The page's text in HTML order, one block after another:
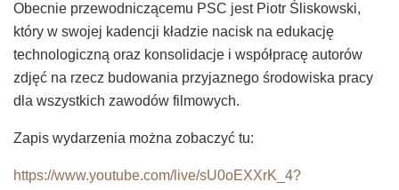
Obecnie przewodniczącemu PSC jest Piotr Śliskowski,
który w swojej kadencji kładzie nacisk na edukację
technologiczną oraz konsolidacje i współpracę autorów
zdjęć na rzecz budowania przyjaznego środowiska pracy
dla wszystkich zawodów filmowych.
Zapis wydarzenia można zobaczyć tu:
https://www.youtube.com/live/sU0oEXXrK_4?